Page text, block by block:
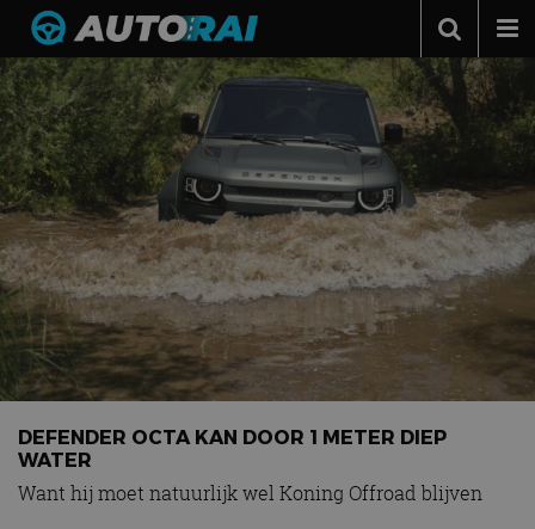
Autonieuws
Podcast
Autotests
Automerken
Adverteren
Contact
MotorRAI.nl
DEFENDER OCTA KAN DOOR 1 METER DIEP
WATER
Want hij moet natuurlijk wel Koning Offroad blijven